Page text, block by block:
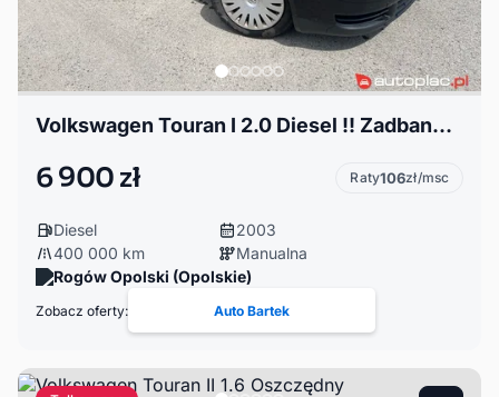
Volkswagen Touran I 2.0 Diesel !! Zadbany !! Klima !!
6 900 zł Raty106zł/msc
Diesel
2003
400 000 km
Manualna
Rogów Opolski (Opolskie)
Zobacz oferty: Auto Bartek